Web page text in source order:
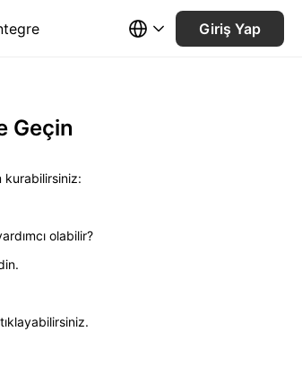
Giriş Yap
Geçin
kurabilirsiniz:
olabilir?